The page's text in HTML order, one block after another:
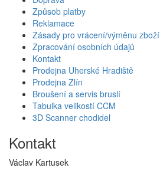
Způsob platby
Reklamace
Zásady pro vrácení/výměnu zboží
Zpracování osobních údajů
Kontakt
Prodejna Uherské Hradiště
Prodejna Zlín
Broušení a servis bruslí
Tabulka velikostí CCM
3D Scanner chodidel
Kontakt
Václav Kartusek